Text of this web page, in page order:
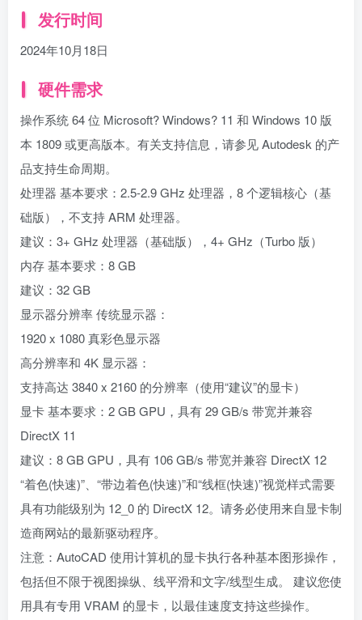
发行时间
2024年10月18日
硬件需求
操作系统 64 位 Microsoft? Windows? 11 和 Windows 10 版
本 1809 或更高版本。有关支持信息，请参见 Autodesk 的产
品支持生命周期。
处理器 基本要求：2.5-2.9 GHz 处理器，8 个逻辑核心（基
础版），不支持 ARM 处理器。
建议：3+ GHz 处理器（基础版），4+ GHz（Turbo 版）
内存 基本要求：8 GB
建议：32 GB
显示器分辨率 传统显示器：
1920 x 1080 真彩色显示器
高分辨率和 4K 显示器：
支持高达 3840 x 2160 的分辨率（使用“建议”的显卡）
显卡 基本要求：2 GB GPU，具有 29 GB/s 带宽并兼容
DirectX 11
建议：8 GB GPU，具有 106 GB/s 带宽并兼容 DirectX 12
“着色(快速)”、“带边着色(快速)”和“线框(快速)”视觉样式需要
具有功能级别为 12_0 的 DirectX 12。请务必使用来自显卡制
造商网站的最新驱动程序。
注意：AutoCAD 使用计算机的显卡执行各种基本图形操作，
包括但不限于视图操纵、线平滑和文字/线型生成。 建议您使
用具有专用 VRAM 的显卡，以最佳速度支持这些操作。